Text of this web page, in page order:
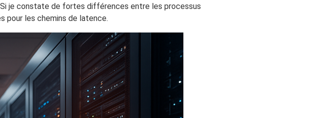
Si je constate de fortes différences entre les processus
pour les chemins de latence.